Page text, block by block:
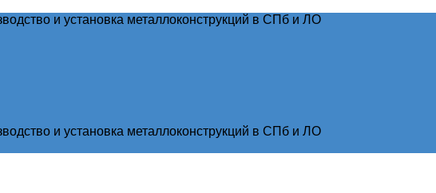
и установка металлоконструкций в СПб и ЛО
и установка металлоконструкций в СПб и ЛО